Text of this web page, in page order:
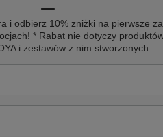
i odbierz 10% zniżki na pierwsze
* Rabat nie dotyczy
i zestawów z nim stworzonych